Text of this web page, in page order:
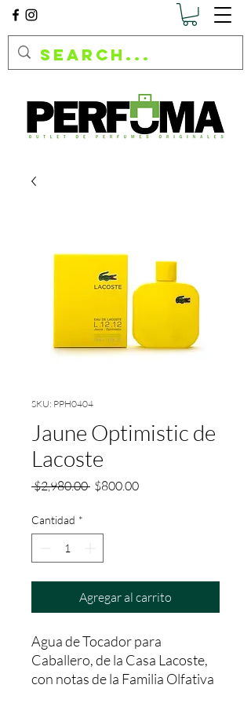
SKU: PPH0404
Jaune Optimistic de
Lacoste
$2,980.00 Precio
$800.00Precio
Cantidad *
Agregar al carrito
Agua de Tocador para
Caballero, de la Casa Lacoste,
con notas de la Familia Olfativa